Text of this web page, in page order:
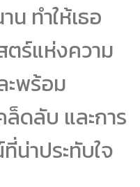
น ทำให้เธอ
ตร์แห่งความ
ะพร้อม
ดลับ และการ
น่าประทับใจ